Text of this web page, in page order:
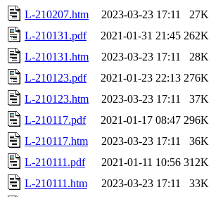
L-210207.htm
2023-03-23 17:11 27K
L-210131.pdf
2021-01-31 21:45 262K
L-210131.htm
2023-03-23 17:11 28K
L-210123.pdf
2021-01-23 22:13 276K
L-210123.htm
2023-03-23 17:11 37K
L-210117.pdf
2021-01-17 08:47 296K
L-210117.htm
2023-03-23 17:11 36K
L-210111.pdf
2021-01-11 10:56 312K
L-210111.htm
2023-03-23 17:11 33K